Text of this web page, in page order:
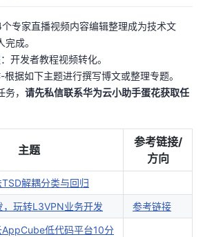
专家直播视频内容编辑整理成为技术文
成。
开发者教程视频转化。
据如下主题进行撰写博文或整理专题。
， 请先私信联系华为云小助手蛋花获取任
主题
参考链接/
方向
解耦分类与回归
，玩转L3VPN业务开发 参考链接
低代码平台10分